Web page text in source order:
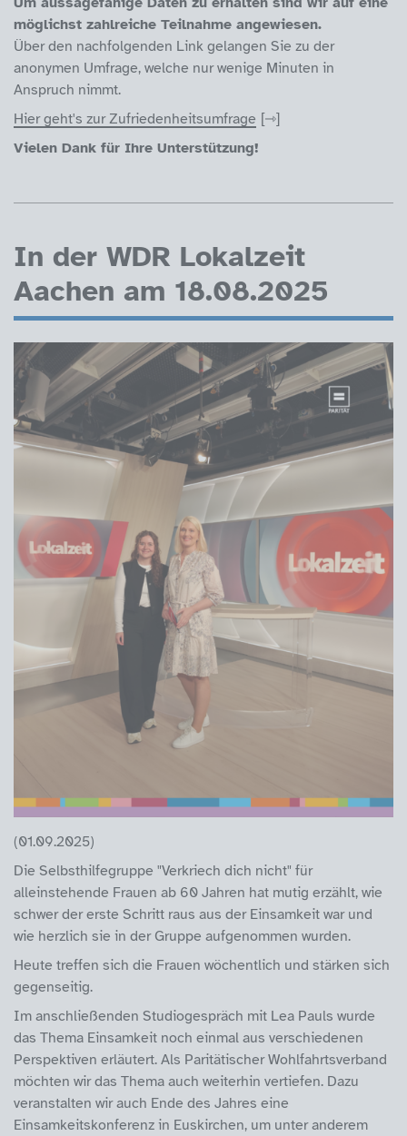
möglichst zahlreiche Teilnahme angewiesen.
Über den nachfolgenden Link gelangen Sie zu der
anonymen Umfrage, welche nur wenige Minuten in
Anspruch nimmt.
Hier geht's zur Zufriedenheitsumfrage
Vielen Dank für Ihre Unterstützung!
In der WDR Lokalzeit
Aachen am 18.08.2025
(01.09.2025)
Die Selbsthilfegruppe "Verkriech dich nicht" für
alleinstehende Frauen ab 60 Jahren hat mutig erzählt, wie
schwer der erste Schritt raus aus der Einsamkeit war und
wie herzlich sie in der Gruppe aufgenommen wurden.
Heute treffen sich die Frauen wöchentlich und stärken sich
gegenseitig.
Im anschließenden Studiogespräch mit Lea Pauls wurde
das Thema Einsamkeit noch einmal aus verschiedenen
Perspektiven erläutert. Als Paritätischer Wohlfahrtsverband
möchten wir das Thema auch weiterhin vertiefen. Dazu
veranstalten wir auch Ende des Jahres eine
Einsamkeitskonferenz in Euskirchen, um unter anderem